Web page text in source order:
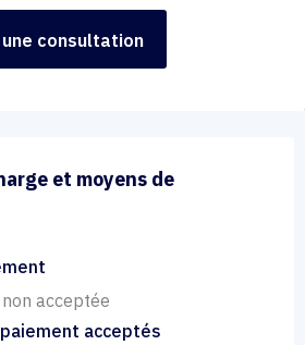
consultation
et moyens de
acceptée
acceptés